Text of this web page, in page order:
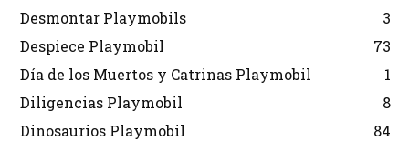
Desmontar Playmobils
3
Despiece Playmobil
73
Día de los Muertos y Catrinas Playmobil
1
Diligencias Playmobil
8
Dinosaurios Playmobil
84